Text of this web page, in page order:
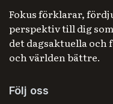
Fokus förklarar,
perspektiv till dig
det dagsaktuella och
och världen bättre.
Följ oss